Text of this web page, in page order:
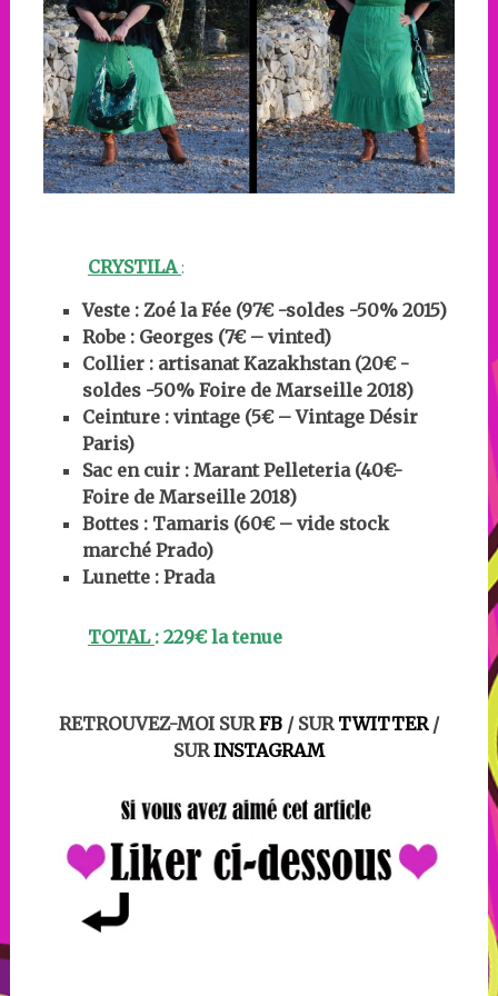
CRYSTILA :
Veste : Zoé la Fée (97€ -soldes -50% 2015)
Robe : Georges (7€ – vinted)
Collier : artisanat Kazakhstan (20€ -
soldes -50% Foire de Marseille 2018)
Ceinture : vintage (5€ – Vintage Désir
Paris)
Sac en cuir : Marant Pelleteria (40€-
Foire de Marseille 2018)
Bottes : Tamaris (60€ – vide stock
marché Prado)
Lunette : Prada
TOTAL : 229€ la tenue
RETROUVEZ-MOI SUR FB / SUR TWITTER/
SURINSTAGRAM